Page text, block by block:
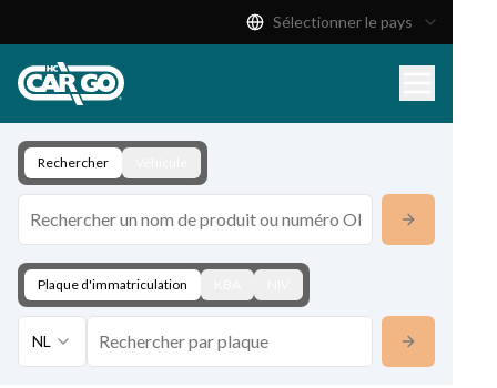
Télécharger
Contact
Sélectionner le pays
Rechercher
Plaque d'immatriculation
NL